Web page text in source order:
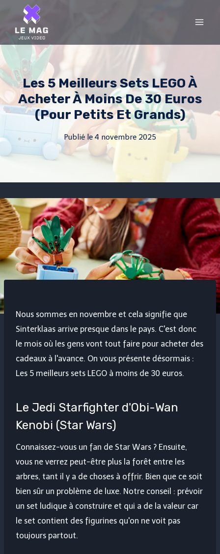
content
Les 5 Meilleurs Sets LEGO À
Acheter À Moins De 30 Euros
(pour Petits Et Grands)
Publié le 4 novembre 2025
Nous sommes en novembre et cela signifie que
Sinterklaas arrive presque dans le pays. C'est donc
le mois où les gens vont tout faire pour acheter des
cadeaux à l'avance. On vous présente désormais :
Les 5 meilleurs sets LEGO à moins de 30 euros.
Le Jedi Starfighter d'Obi-Wan
Kenobi (Star Wars)
Connaissez-vous un fan de Star Wars ? Ensuite,
vous ne verrez peut-être plus la forêt entre les
arbres, tant il y a de choses à offrir. Bien que ce soit
bien sûr un problème de luxe. Notre conseil : prévoir
un set ludique à construire et qui a de la valeur car
le set contient des figurines qu'on ne voit pas
toujours partout.